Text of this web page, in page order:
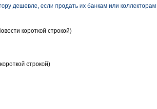
дешевле, если продать их банкам или коллекторам
короткой строкой)
строкой)